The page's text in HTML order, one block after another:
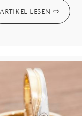
ARTIKEL LESEN